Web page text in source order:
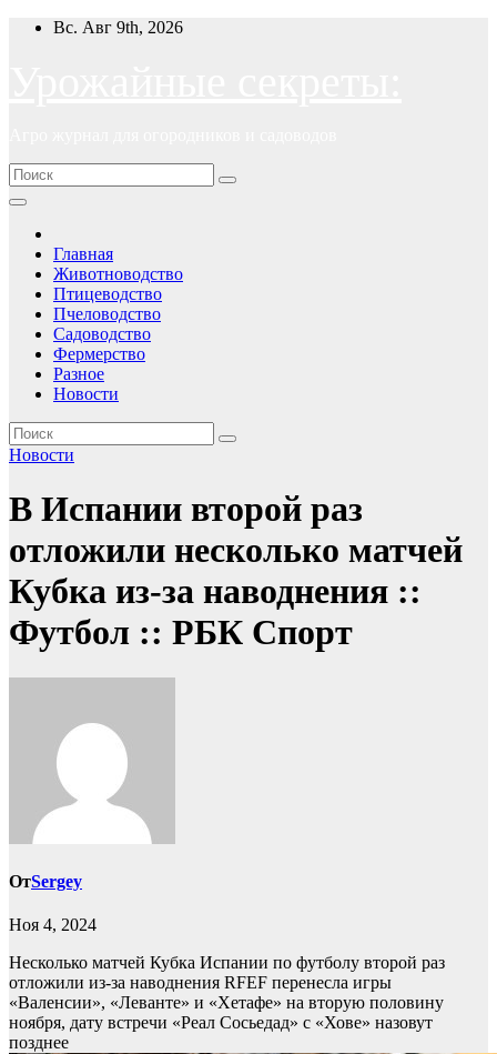
ПерейтиВс. Авг 9th, 2026
Главная
Животноводство
Птицеводство
Пчеловодство
Садоводство
Фермерство
Разное
Новости
Новости
В Испании второй раз
отложили несколько матчей
Кубка из-за наводнения ::
Футбол :: РБК Спорт
ОтSergey
Ноя 4, 2024
Несколько матчей Кубка Испании по футболу второй раз
отложили из-за наводнения RFEF перенесла игры
«Валенсии», «Леванте» и «Хетафе» на вторую половину
ноября, дату встречи «Реал Сосьедад» с «Хове» назовут
позднее